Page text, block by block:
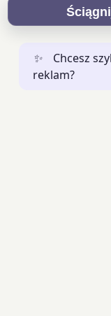
✨
Chcesz
reklam?